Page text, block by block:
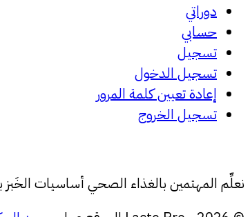
دوراتي
حسابي
تسجيل
تسجيل الدخول
إعادة تعيين كلمة المرور
تسجيل الخروج
‏نعلِّم المهتمين بالغذاء الصحي أساسيات